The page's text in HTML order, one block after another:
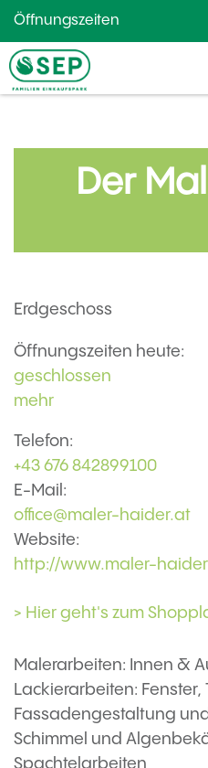
Öffnungszeiten
Der
Erdgeschoss
Öffnungszeiten heute:
geschlossen
mehr
Telefon:
+43 676 842899100
E-Mail:
office@maler-haider.at
Website:
http://www.maler-
> Hier geht's zum
Malerarbeiten: Innen &
Lackierarbeiten: Fenster,
Fassadengestaltung
Schimmel und
Spachtelarbeiten